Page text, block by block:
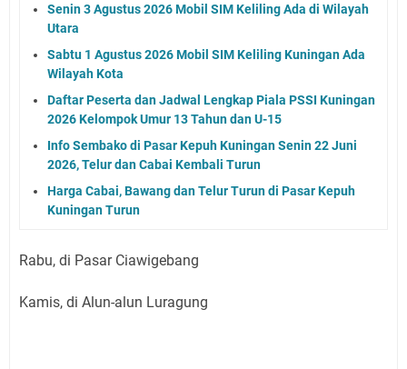
Senin 3 Agustus 2026 Mobil SIM Keliling Ada di Wilayah
Utara
Sabtu 1 Agustus 2026 Mobil SIM Keliling Kuningan Ada
Wilayah Kota
Daftar Peserta dan Jadwal Lengkap Piala PSSI Kuningan
2026 Kelompok Umur 13 Tahun dan U-15
Info Sembako di Pasar Kepuh Kuningan Senin 22 Juni
2026, Telur dan Cabai Kembali Turun
Harga Cabai, Bawang dan Telur Turun di Pasar Kepuh
Kuningan Turun
Rabu, di Pasar Ciawigebang
Kamis, di Alun-alun Luragung